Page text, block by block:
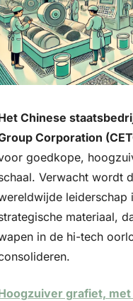
Chinese
Corporation
goedkope,
Verwacht wordt
leiderschap
materiaal,
in de hi-tech
grafiet,